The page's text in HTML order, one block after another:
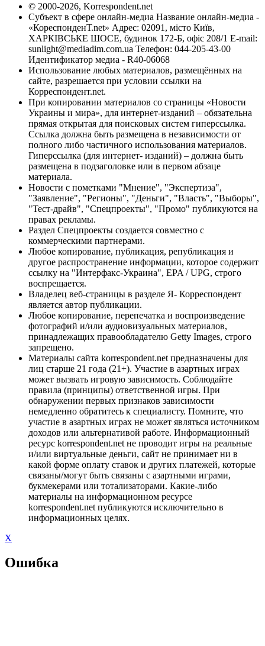
© 2000-2026, Korrespondent.net
Субъект в сфере онлайн-медиа Название онлайн-медиа -
«КореспонденТ.net» Адрес: 02091, місто Київ,
ХАРКІВСЬКЕ ШОСЕ, будинок 172-Б, офіс 208/1 E-mail:
sunlight@mediadim.com.ua Телефон: 044-205-43-00
Идентификатор медиа - R40-06068
Использование любых материалов, размещённых на
сайте, разрешается при условии ссылки на
Корреспондент.net.
При копировании материалов со страницы «Новости
Украины и мира», для интернет-изданий – обязательна
прямая открытая для поисковых систем гиперссылка.
Ссылка должна быть размещена в независимости от
полного либо частичного использования материалов.
Гиперссылка (для интернет- изданий) – должна быть
размещена в подзаголовке или в первом абзаце
материала.
Новости с пометками "Мнение", "Экспертиза",
"Заявление", "Регионы", "Деньги", "Власть", "Выборы",
"Тест-драйв", "Спецпроекты", "Промо" публикуются на
правах рекламы.
Раздел Спецпроекты создается совместно с
коммерческими партнерами.
Любое копирование, публикация, републикация и
другое распространение информации, которое содержит
ссылку на "Интерфакс-Украина", EPA / UPG, строго
воспрещается.
Владелец веб-страницы в разделе Я- Корреспондент
является автор публикации.
Любое копирование, перепечатка и воспроизведение
фотографий и/или аудиовизуальных материалов,
принадлежащих правообладателю Getty Images, строго
запрещено.
Материалы сайта korrespondent.net предназначены для
лиц старше 21 года (21+). Участие в азартных играх
может вызвать игровую зависимость. Соблюдайте
правила (принципы) ответственной игры. При
обнаружении первых признаков зависимости
немедленно обратитесь к специалисту. Помните, что
участие в азартных играх не может являться источником
доходов или альтернативой работе. Информационный
ресурс korrespondent.net не проводит игры на реальные
и/или виртуальные деньги, сайт не принимает ни в
какой форме оплату ставок и других платежей, которые
связаны/могут быть связаны с азартными играми,
букмекерами или тотализаторами. Какие-либо
материалы на информационном ресурсе
korrespondent.net публикуются исключительно в
информационных целях.
X
Ошибка